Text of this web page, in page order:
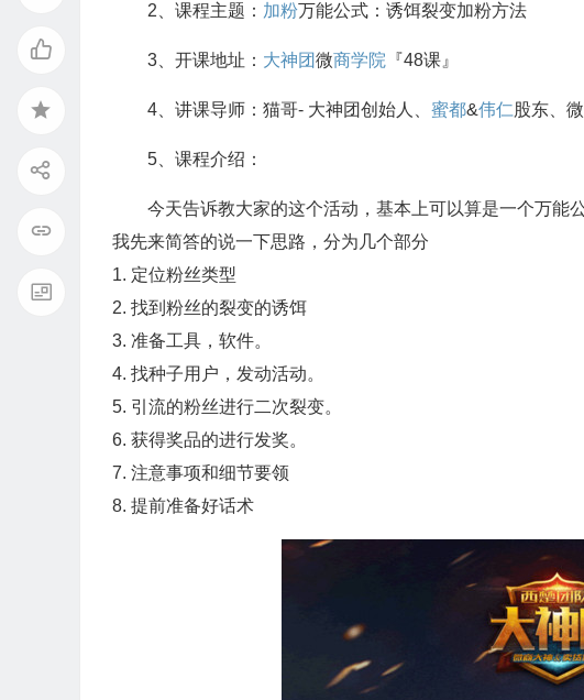
2、课程主题： 加粉万能公式：诱饵裂变加粉方法
3、开课地址： 大神团微商学院 『48课』
4、讲课导师：猫哥- 大神团创始人、 蜜都&伟仁 股东、
5、课程介绍：
今天告诉教大家的这个活动，基本上可以算是一个万能
我先来简答的说一下思路，分为几个部分
1. 定位粉丝类型
2. 找到粉丝的裂变的诱饵
3. 准备工具，软件。
4. 找种子用户，发动活动。
5. 引流的粉丝进行二次裂变。
6. 获得奖品的进行发奖。
7. 注意事项和细节要领
8. 提前准备好话术